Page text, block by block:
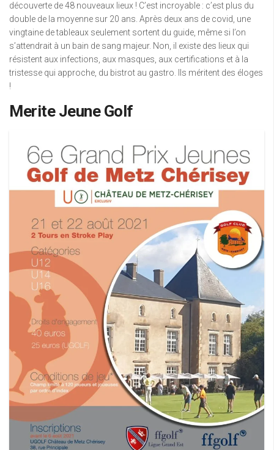
découverte de 48 nouveaux lieux ! C’est incroyable : c’est plus du
double de la moyenne sur 20 ans. Après deux ans de covid, une
vingtaine de tableaux seulement sortent du guide, même si l’on
s’attendrait à un bain de sang majeur. Non, il existe des lieux qui
résistent aux infections, aux masques, aux certifications et à la
tristesse qui approche, du bistrot au gastro. Ils méritent des éloges
!
Merite Jeune Golf